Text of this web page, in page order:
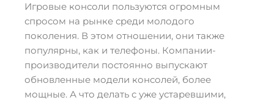
Игровые консоли пользуются огромным
спросом на рынке среди молодого
поколения. В этом отношении, они также
популярны, как и телефоны. Компании-
производители постоянно выпускают
обновленные модели консолей, более
мощные. А что делать с уже устаревшими,